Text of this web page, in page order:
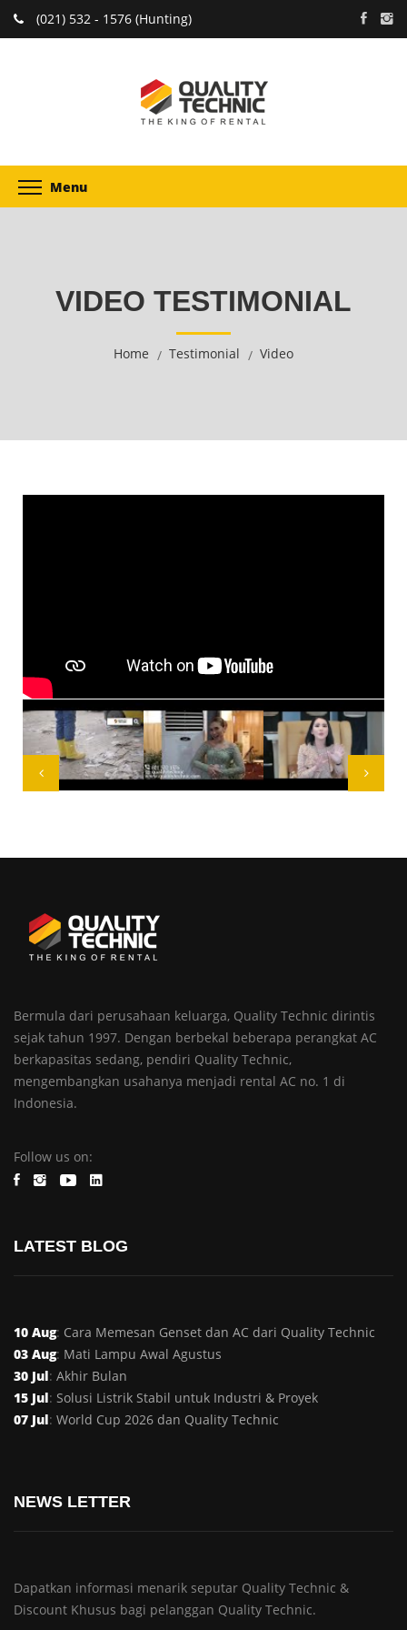
(021) 532 - 1576 (Hunting)
Menu
VIDEO TESTIMONIAL
Home Testimonial Video
Bermula dari perusahaan keluarga, Quality Technic dirintis
sejak tahun 1997. Dengan berbekal beberapa perangkat AC
berkapasitas sedang, pendiri Quality Technic,
mengembangkan usahanya menjadi rental AC no. 1 di
Indonesia.
Follow us on:
LATEST BLOG
10 Aug: Cara Memesan Genset dan AC dari Quality Technic
03 Aug: Mati Lampu Awal Agustus
30 Jul: Akhir Bulan
15 Jul: Solusi Listrik Stabil untuk Industri & Proyek
07 Jul: World Cup 2026 dan Quality Technic
NEWS LETTER
Dapatkan informasi menarik seputar Quality Technic &
Discount Khusus bagi pelanggan Quality Technic.